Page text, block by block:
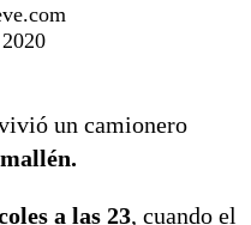
un camionero
a las 23, cuando el